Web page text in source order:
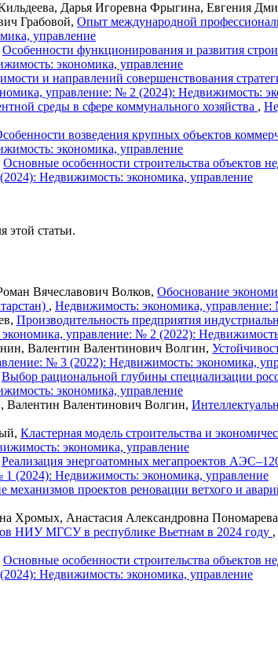
Дарья Игоревна Фрыгина, Евгения
Грабовой, Опыт международной
управление
Особенности функционирования и развития
экономика, управление
и направлений совершенствования
управление: № 2 (2024): Недвижимость:
среды в сфере коммунального хозяйства ,
возведения крупных объектов
экономика, управление
Основные особенности строительства
Недвижимость: экономика, управление
этой статьи.
Вячеславович Волков, Обоснование
, Недвижимость: экономика,
Производительность предприятия
управление: № 2 (2022):
Валентин Валентинович Волгин,
№ 3 (2022): Недвижимость: экономика,
Выбор рациональной глубины специализации
экономика, управление
Валентин Валентинович Волгин,
Кластерная модель строительства и
экономика, управление
Реализация энергоатомных мегапроектов
(2024): Недвижимость: экономика, управление
механизмов проектов реновации ветхого и
Хромых, Анастасия Александровна
НИУ МГСУ в республике Вьетнам в 2024 году ,
Основные особенности строительства
Недвижимость: экономика, управление